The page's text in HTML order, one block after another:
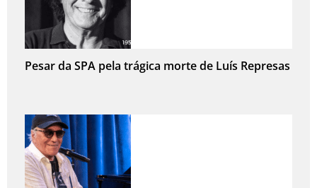
Pesar da SPA pela trágica morte de Luís Represas